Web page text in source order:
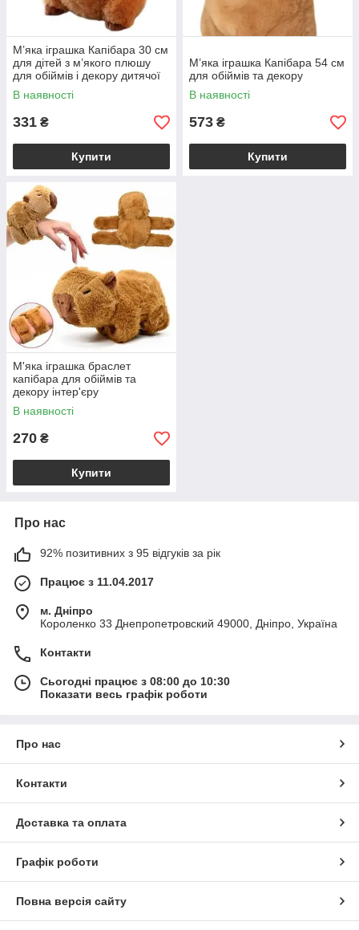
М’яка іграшка Капібара 30 см
для дітей з м’якого плюшу
для обіймів і декору дитячої
кімнати
В наявності
331 ₴
Купити
М’яка іграшка Капібара 54 см
для обіймів та декору
В наявності
573 ₴
Купити
М'яка іграшка браслет
капібара для обіймів та
декору інтер'єру
В наявності
270 ₴
Купити
Про нас
92% позитивних з 95 відгуків за рік
Працює з 11.04.2017
м. Дніпро
Короленко 33 Днепропетровский 49000, Дніпро, Україна
Контакти
Сьогодні працює з 08:00 до 10:30
Показати весь графік роботи
Про нас
Контакти
Доставка та оплата
Графік роботи
Повна версія сайту